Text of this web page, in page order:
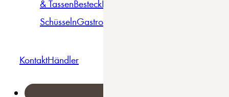
& TassenBesteckBowls &
SchüsselnGastro
KontaktHändler